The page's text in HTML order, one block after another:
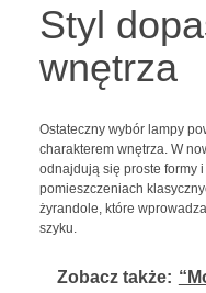
Styl
wnętrza
Ostateczny wybór lampy
charakterem wnętrza. W
odnajdują się proste formy
pomieszczeniach
żyrandole, które
szyku.
Zobacz także: